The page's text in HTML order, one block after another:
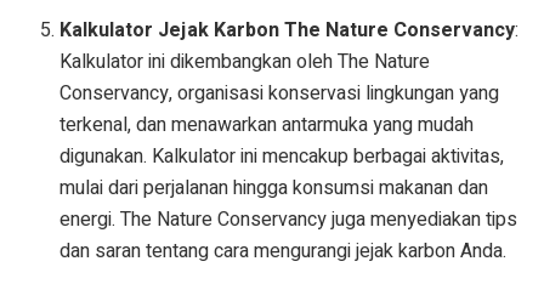
Kalkulator Jejak Karbon The Nature Conservancy:
Kalkulator ini dikembangkan oleh The Nature
Conservancy, organisasi konservasi lingkungan yang
terkenal, dan menawarkan antarmuka yang mudah
digunakan. Kalkulator ini mencakup berbagai aktivitas,
mulai dari perjalanan hingga konsumsi makanan dan
energi. The Nature Conservancy juga menyediakan tips
dan saran tentang cara mengurangi jejak karbon Anda.